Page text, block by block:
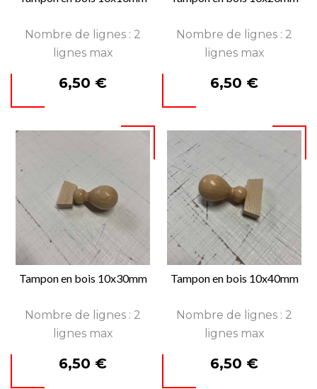
Nombre de lignes : 2
lignes max
Prix
6,50 €
Nombre de lignes : 2
lignes max
Prix
6,50 €
Tampon en bois 10x30mm
Nombre de lignes : 2
lignes max
Prix
6,50 €
Tampon en bois 10x40mm
Nombre de lignes : 2
lignes max
Prix
6,50 €